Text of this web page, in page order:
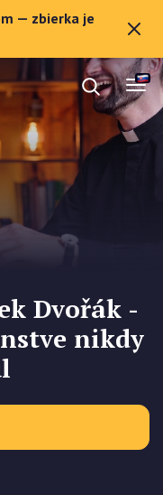
— zbierka je
Dvořák -
nikdy